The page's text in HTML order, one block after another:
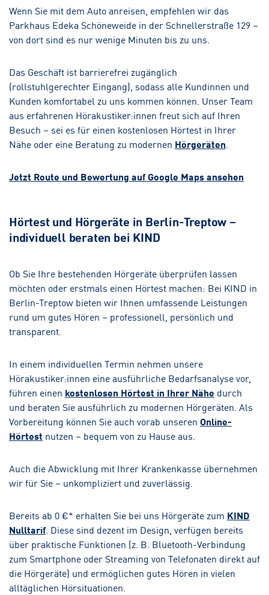
Wenn Sie mit dem Auto anreisen, empfehlen wir das
Parkhaus Edeka Schöneweide in der Schnellerstraße 129 –
von dort sind es nur wenige Minuten bis zu uns.
Das Geschäft ist barrierefrei zugänglich
(rollstuhlgerechter Eingang), sodass alle Kundinnen und
Kunden komfortabel zu uns kommen können. Unser Team
aus erfahrenen Hörakustiker:innen freut sich auf Ihren
Besuch – sei es für einen kostenlosen Hörtest in Ihrer
Nähe oder eine Beratung zu modernen Hörgeräten
Jetzt Route und Bewertung auf Google Maps ansehen
Hörtest und Hörgeräte in Berlin-Treptow –
individuell beraten bei KIND
Ob Sie Ihre bestehenden Hörgeräte überprüfen lassen
möchten oder erstmals einen Hörtest machen: Bei KIND in
Berlin-Treptow bieten wir Ihnen umfassende Leistungen
rund um gutes Hören – professionell, persönlich und
transparent.
In einem individuellen Termin nehmen unsere
Hörakustiker:innen eine ausführliche Bedarfsanalyse vor,
führen einen kostenlosen Hörtest in Ihrer Nähe durch
und beraten Sie ausführlich zu modernen Hörgeräten. Als
Vorbereitung können Sie auch vorab unseren Online-
Hörtest nutzen – bequem von zu Hause aus.
Auch die Abwicklung mit Ihrer Krankenkasse übernehmen
wir für Sie – unkompliziert und zuverlässig.
Bereits ab 0 €* erhalten Sie bei uns Hörgeräte zum KIND
Nulltarif . Diese sind dezent im Design, verfügen bereits
über praktische Funktionen (z. B. Bluetooth-Verbindung
zum Smartphone oder Streaming von Telefonaten direkt auf
die Hörgeräte) und ermöglichen gutes Hören in vielen
alltäglichen Hörsituationen.